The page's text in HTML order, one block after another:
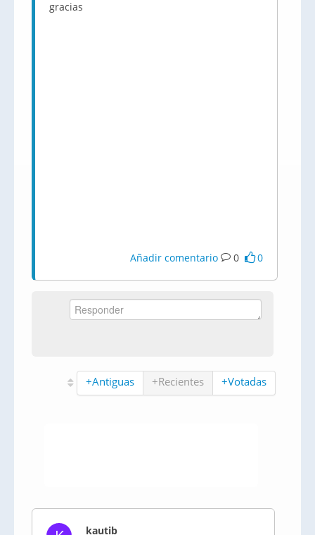
gracias
Añadir comentario 0 0
+Antiguas +Recientes +Votadas
kautib